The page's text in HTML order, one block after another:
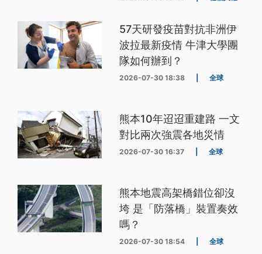
57天研發疫苗對抗非洲伊
波拉最新疫情 牛津大學團
隊如何辦到？
2026-07-30 18:38 全球
熊本10年迢迢重建路 一文
對比兩次強震各地災情
2026-07-30 16:37 全球
熊本地震高架橋錯位卻沒
垮 是「防落橋」裝置奏效
嗎？
2026-07-30 18:54 全球